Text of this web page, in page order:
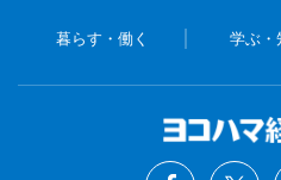
暮らす・働く 学ぶ・